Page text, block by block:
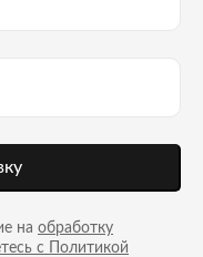
на обработку
с Политикой